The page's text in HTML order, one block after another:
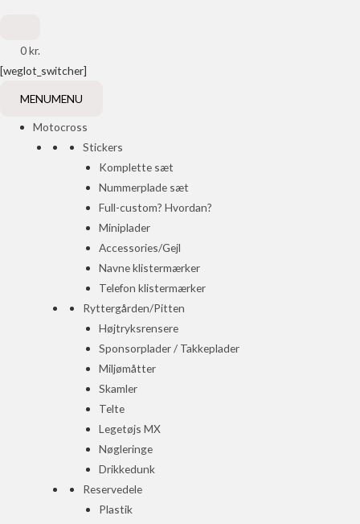
0kr.
[weglot_switcher]
MENUMENU
Motocross
Stickers
Komplette sæt
Nummerplade sæt
Full-custom? Hvordan?
Miniplader
Accessories/Gejl
Navne klistermærker
Telefon klistermærker
Ryttergården/Pitten
Højtryksrensere
Sponsorplader / Takkeplader
Miljømåtter
Skamler
Telte
Legetøjs MX
Nøgleringe
Drikkedunk
Reservedele
Plastik